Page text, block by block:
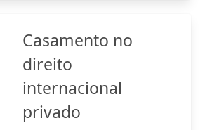
Casamento no
direito
internacional
privado